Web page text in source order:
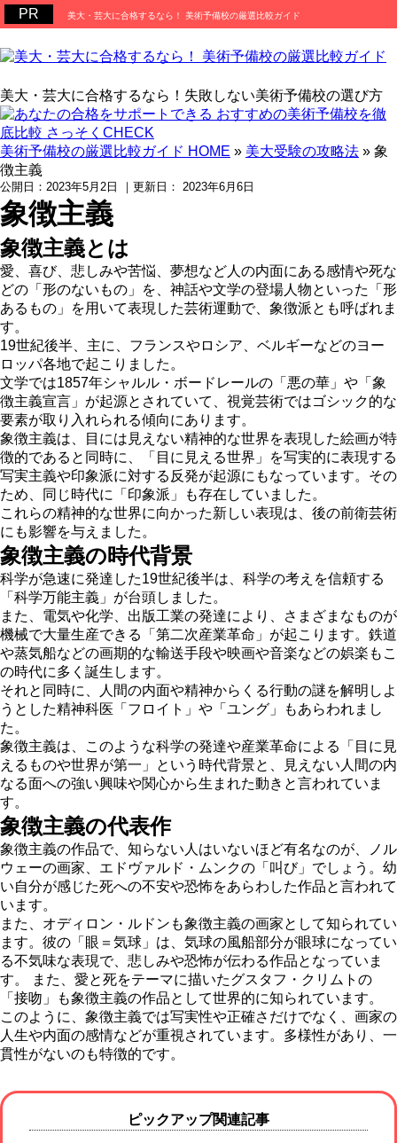
美大・芸大に合格するなら！ 美術予備校の厳選比較ガイド
美大・芸大に合格するなら！失敗しない美術予備校の選び方
美術予備校の厳選比較ガイド HOME » 美大受験の攻略法 » 象
徴主義
公開日： 2023年5月2日 ｜更新日： 2023年6月6日
象徴主義
象徴主義とは
愛、喜び、悲しみや苦悩、夢想など人の内面にある感情や死な
どの「形のないもの」を、神話や文学の登場人物といった「形
あるもの」を用いて表現した芸術運動で、象徴派とも呼ばれま
す。
19世紀後半、主に、フランスやロシア、ベルギーなどのヨー
ロッパ各地で起こりました。
文学では1857年シャルル・ボードレールの「悪の華」や「象
徴主義宣言」が起源とされていて、視覚芸術ではゴシック的な
要素が取り入れられる傾向にあります。
象徴主義は、目には見えない精神的な世界を表現した絵画が特
徴的であると同時に、「目に見える世界」を写実的に表現する
写実主義や印象派に対する反発が起源にもなっています。その
ため、同じ時代に「印象派」も存在していました。
これらの精神的な世界に向かった新しい表現は、後の前衛芸術
にも影響を与えました。
象徴主義の時代背景
科学が急速に発達した19世紀後半は、科学の考えを信頼する
「科学万能主義」が台頭しました。
また、電気や化学、出版工業の発達により、さまざまなものが
機械で大量生産できる「第二次産業革命」が起こります。鉄道
や蒸気船などの画期的な輸送手段や映画や音楽などの娯楽もこ
の時代に多く誕生します。
それと同時に、人間の内面や精神からくる行動の謎を解明しよ
うとした精神科医「フロイト」や「ユング」もあらわれまし
た。
象徴主義は、このような科学の発達や産業革命による「目に見
えるものや世界が第一」という時代背景と、見えない人間の内
なる面への強い興味や関心から生まれた動きと言われていま
す。
象徴主義の代表作
象徴主義の作品で、知らない人はいないほど有名なのが、ノル
ウェーの画家、エドヴァルド・ムンクの「叫び」でしょう。幼
い自分が感じた死への不安や恐怖をあらわした作品と言われて
います。
また、オディロン・ルドンも象徴主義の画家として知られてい
ます。彼の「眼＝気球」は、気球の風船部分が眼球になってい
る不気味な表現で、悲しみや恐怖が伝わる作品となっていま
す。 また、愛と死をテーマに描いたグスタフ・クリムトの
「接吻」も象徴主義の作品として世界的に知られています。
このように、象徴主義では写実性や正確さだけでなく、画家の
人生や内面の感情などが重視されています。多様性があり、一
貫性がないのも特徴的です。
ピックアップ関連記事